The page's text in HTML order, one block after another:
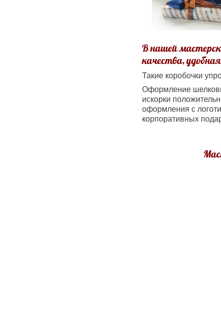
В нашей
качества,
Такие коробочки
Оформление
искорки
оформления с
корпоративных